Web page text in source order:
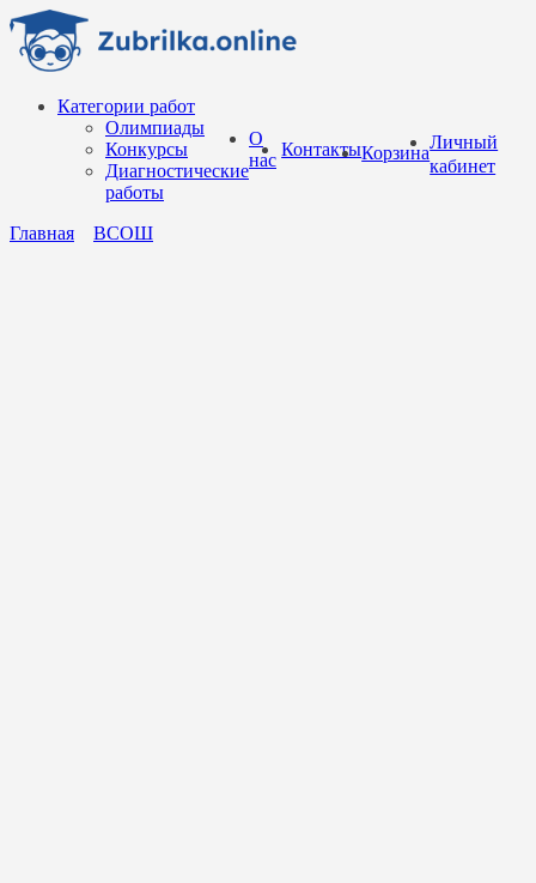
Перейти
содержанию
Категории работ
Олимпиады
Конкурсы
Диагностические
работы
О
нас
КонтактыКорзина
Личный
кабинет
Главная ВСОШ